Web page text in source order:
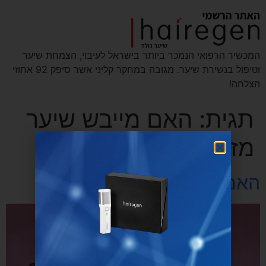
המכשיר הרפואי הנמכר ביותר בישראל לעיבוי, הצמחת שיער
וטיפול בנשירת שיער. מגובה במחקר קליני אשר סיפק 92 אחוזי
הצלחה!
תגית: האם מייבש שיער
מזיק לשיער
האם פן מזיק לשיער?